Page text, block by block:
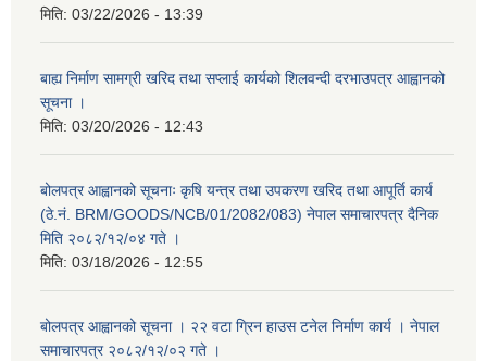
मिति: 03/22/2026 - 13:39
बाह्य निर्माण सामग्री खरिद तथा सप्लाई कार्यको शिलवन्दी दरभाउपत्र आह्वानको
सूचना ।
मिति: 03/20/2026 - 12:43
बोलपत्र आह्वानको सूचनाः कृषि यन्त्र तथा उपकरण खरिद तथा आपूर्ति कार्य
(ठे.नं. BRM/GOODS/NCB/01/2082/083) नेपाल समाचारपत्र दैनिक
मिति २०८२/१२/०४ गते ।
मिति: 03/18/2026 - 12:55
बोलपत्र आह्वानको सूचना । २२ वटा ग्रिन हाउस टनेल निर्माण कार्य । नेपाल
समाचारपत्र २०८२/१२/०२ गते ।